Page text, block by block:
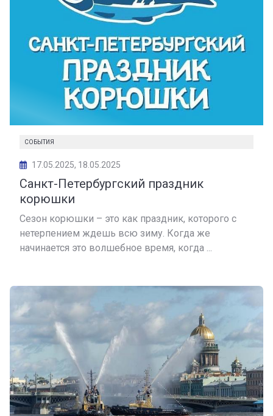
СОБЫТИЯ
17.05.2025, 18.05.2025
Санкт-Петербургский праздник
корюшки
Сезон корюшки – это как праздник, которого с
нетерпением ждешь всю зиму. Когда же
начинается это волшебное время, когда ...